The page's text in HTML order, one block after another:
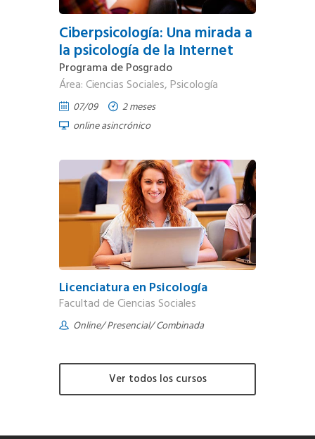
Ciberpsicología: Una mirada a
la psicología de la Internet
Programa de Posgrado
Área: Ciencias Sociales, Psicología
07/09
2 meses
online asincrónico
Licenciatura en Psicología
Facultad de Ciencias Sociales
Online/ Presencial/ Combinada
Ver todos los cursos